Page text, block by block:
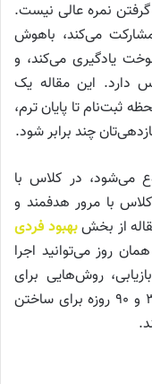
نمره عالی نیست.
می‌کند، باهوش
یادگیری می‌کند، و
دارد. این مقاله یک
ثبت‌نام تا پایان ترم،
چند برابر شود.
می‌شود، در کلاس با
با مرور هدفمند و
از بخشبهبود فردی
روز می‌توانید اجرا
روش‌هایی برای
تقویت شنیداری و گفتاری، و برنامه‌های ۳۰ و ۹۰ روزه برای ساختن